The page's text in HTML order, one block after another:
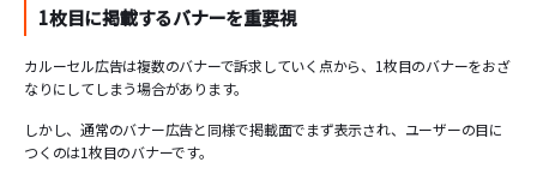
1枚目に掲載するバナーを重要視
カルーセル広告は複数のバナーで訴求していく点から、1枚目のバナーをおざ
なりにしてしまう場合があります。
しかし、通常のバナー広告と同様で掲載面でまず表示され、ユーザーの目に
つくのは1枚目のバナーです。